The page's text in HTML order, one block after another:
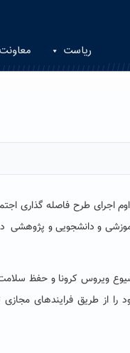
ریاست
اجرای طرح فاصله گذاری
و دانشجویی و پژوهشی
ویروس کرونا و حفظ
را از طریق فرایندهای